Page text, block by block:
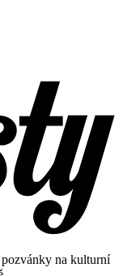
na kulturní